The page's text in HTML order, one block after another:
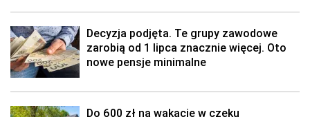
Decyzja podjęta. Te grupy zawodowe
zarobią od 1 lipca znacznie więcej. Oto
nowe pensje minimalne
Do 600 zł na wakacje w czeku